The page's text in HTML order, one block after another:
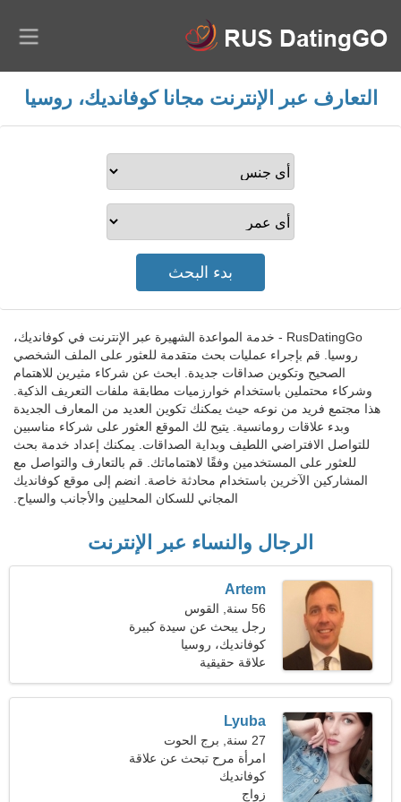
التعارف عبر الإنترنت مجانا كوفانديك، روسيا
RusDatingGo - خدمة المواعدة الشهيرة عبر الإنترنت في كوفانديك،
روسيا. قم بإجراء عمليات بحث متقدمة للعثور على الملف الشخصي
الصحيح وتكوين صداقات جديدة. ابحث عن شركاء مثيرين للاهتمام
وشركاء محتملين باستخدام خوارزميات مطابقة ملفات التعريف الذكية.
هذا مجتمع فريد من نوعه حيث يمكنك تكوين العديد من المعارف الجديدة
وبدء علاقات رومانسية. يتيح لك الموقع العثور على شركاء مناسبين
للتواصل الافتراضي اللطيف وبداية الصداقات. يمكنك إعداد خدمة بحث
للعثور على المستخدمين وفقًا لاهتماماتك. قم بالتعارف والتواصل مع
المشاركين الآخرين باستخدام محادثة خاصة. انضم إلى موقع كوفانديك
المجاني للسكان المحليين والأجانب والسياح.
الرجال والنساء عبر الإنترنت
Artem
56 سنة, القوس
رجل يبحث عن سيدة كبيرة
47-54
كوفانديك، روسيا
علاقة حقيقية
Lyuba
27 سنة, برج الحوت
امرأة مرح تبحث عن علاقة
حقيقية
كوفانديك
زواج